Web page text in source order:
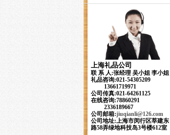
上海礼品公司
联 系 人:张经理 吴小姐 李小姐
礼品咨询:021-54305209
13661719971
公司传真:021-64261125
在线咨询:78860291
2336189667
公司邮箱:jiuqianli@126.com
公司地址:上海市闵行区莘建东
路58弄绿地科技岛3号楼612室